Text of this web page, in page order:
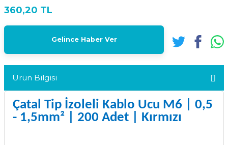
360,20 TL
Gelince Haber Ver
Ürün Bilgisi
Çatal Tip İzoleli Kablo Ucu M6 | 0,5
- 1,5mm² | 200 Adet | Kırmızı